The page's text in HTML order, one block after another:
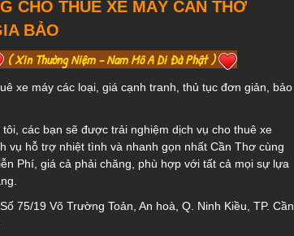
CHO THUÊ XE MÁY CẦN THƠ
BẢO
( Xin Thường Niệm - Nam Mô A Di Đà Phật )
xe máy các loại, giá cạnh tranh, thủ tục đơn giản, bảo
các bạn sẽ được trải nghiệm dịch vụ cho thuê xe
vụ hỗ trợ nhiệt tình và nhanh gọn nhất Cần Thơ cùng
Phí, giá cả phải chăng, phù hợp với tất cả mọi sự lựa
Số 75/19 Võ Trường Toản, An hoà, Q. Ninh Kiều, TP. Cần